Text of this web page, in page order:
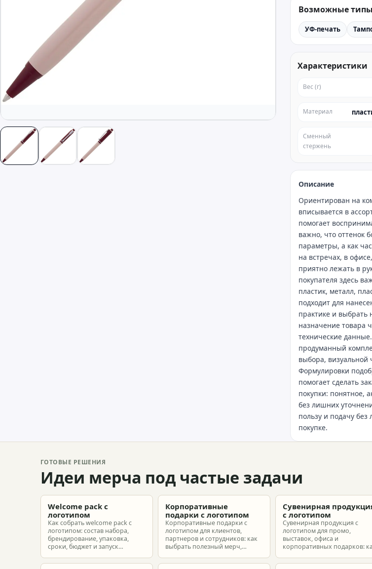
Возможные
УФ-печать
Характеристики
Вес (г)
Материал
Сменный
стержень
Описание
Ориентирован на
вписывается в
помогает
важно, что оттенок
параметры, а как
на встречах, в
приятно лежать в
покупателя здесь
пластик, металл,
подходит для
практике и
назначение товара
технические
продуманный
выбора, визуальной
Формулировки
помогает сделать
покупки: понятное,
без лишних
пользу и подачу без
покупке.
ГОТОВЫЕ РЕШЕНИЯ
Идеи мерча под частые задачи
Welcome pack с
логотипом
Как собрать welcome pack с
логотипом: состав набора,
брендирование, упаковка,
сроки, бюджет и запуск
новых сотрудников.
Корпоративные
подарки с логотипом
Корпоративные подарки с
логотипом для клиентов,
партнеров и сотрудников: как
выбрать полезный мерч,
подготовить заказ без лишнего
Сувенирная
с логотипом
Сувенирная продукция с
логотипом для промо,
выставок, офиса и
корпоративных подарков:
макет и избежать лишних